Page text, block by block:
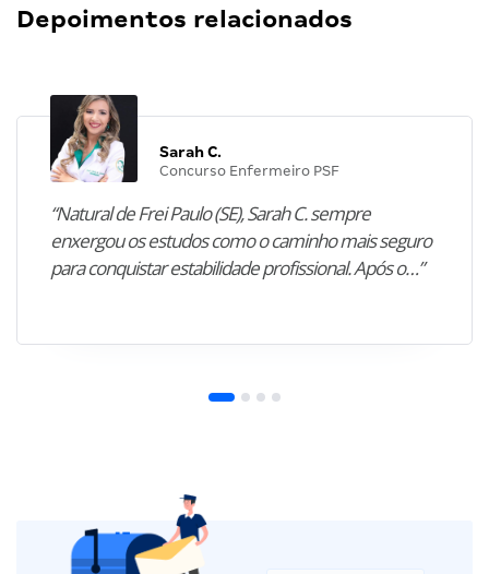
Depoimentos relacionados
Sarah C.
Concurso Enfermeiro PSF
“Natural de Frei Paulo (SE), Sarah C. sempre
enxergou os estudos como o caminho mais seguro
para conquistar estabilidade profissional. Após o…”